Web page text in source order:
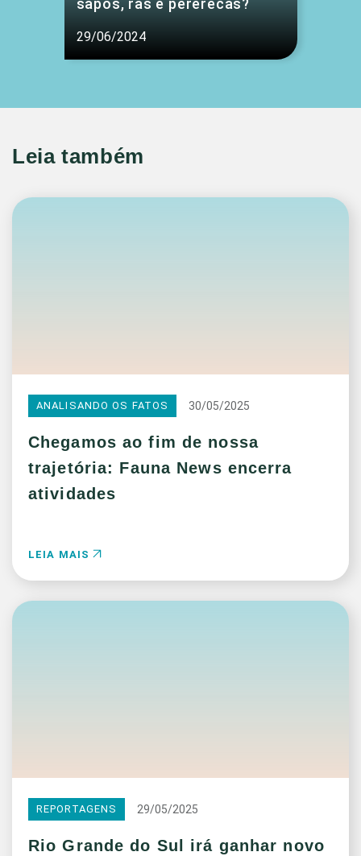
sapos, rãs e pererecas?
29/06/2024
Leia também
ANALISANDO OS FATOS 30/05/2025
Chegamos ao fim de nossa
trajetória: Fauna News encerra
atividades
LEIA MAIS
REPORTAGENS 29/05/2025
Rio Grande do Sul irá ganhar novo